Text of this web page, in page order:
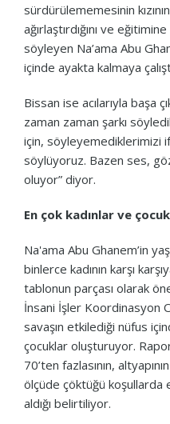
sürdürülememesinin
ağırlaştırdığını ve
söyleyen Na’ama Abu
içinde ayakta kalmaya
Bissan ise acılarıyla başa
zaman zaman şarkı
için, söyleyemediklerimizi
söylüyoruz. Bazen ses,
oluyor” diyor.
En çok kadınlar ve
Na'ama Abu Ghanem’in
binlerce kadının karşı
tablonun parçası olarak
İnsani İşler Koordinasyon
savaşın etkilediği nüfus
çocuklar oluşturuyor.
70’ten fazlasının,
ölçüde çöktüğü koşullarda
aldığı belirtiliyor.